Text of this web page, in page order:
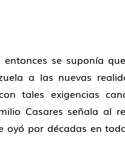
se suponía
a las nuevas
tales exigencias
Casares señala al
oyó por décadas en